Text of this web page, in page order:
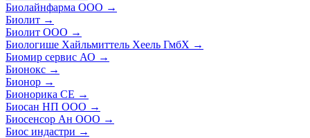
Биолайнфарма ООО →
Биолит →
Биолит ООО →
Биологише Хайльмиттель Хеель ГмбХ →
Биомир сервис АО →
Бионокс →
Бионор →
Бионорика СЕ →
Биосан НП ООО →
Биосенсор Ан ООО →
Биос индастри →